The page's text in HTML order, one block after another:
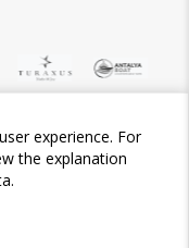
experience. For
the explanation